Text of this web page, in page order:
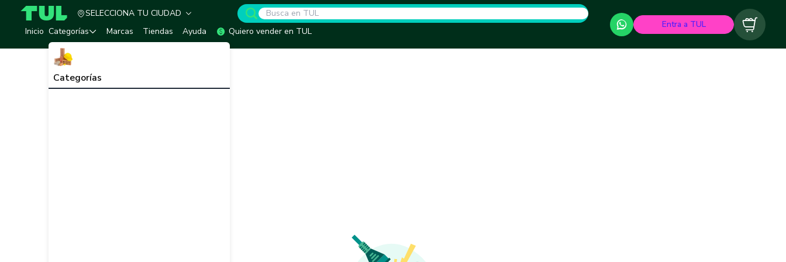
TUL - Tu Marketplace de Construcción
SELECCIONA TU CIUDAD
Inicio Categorías
Categorías
Marcas Tiendas Ayuda Quiero vender en TUL
Entra a TUL Carrito